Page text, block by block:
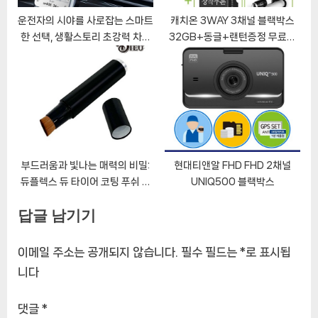
운전자의 시야를 사로잡는 스마트
한 선택, 생활스토리 초강력 차량
용 핸드폰 대시보드 거치대
캐치온 3WAY 3채널 블랙박스
32GB+동글+랜턴증정 무료장
착
부드러움과 빛나는 매력의 비밀:
듀플렉스 듀 타이어 코팅 푸쉬 브
현대티앤알 FHD FHD 2채널
UNIQ500 블랙박스
답글 남기기
이메일 주소는 공개되지 않습니다. 필수 필드는 *로 표시됩
니다
댓글 *